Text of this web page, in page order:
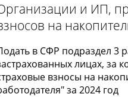
и ИП,
на
в СФР подраздел 3
лицах, за
взносы на
за 2024 год